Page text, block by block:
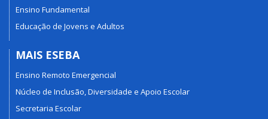
Ensino Fundamental
Educação de Jovens e Adultos
MAIS ESEBA
Ensino Remoto Emergencial
Núcleo de Inclusão, Diversidade e Apoio Escolar
Secretaria Escolar